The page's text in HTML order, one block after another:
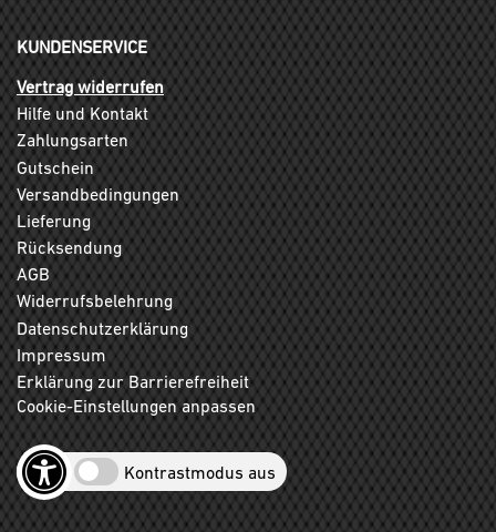
KUNDENSERVICE
Vertrag widerrufen
Hilfe und Kontakt
Zahlungsarten
Gutschein
Versandbedingungen
Lieferung
Rücksendung
AGB
Widerrufsbelehrung
Datenschutzerklärung
Impressum
Erklärung zur Barrierefreiheit
Cookie-Einstellungen anpassen
Kontrastmodus aus